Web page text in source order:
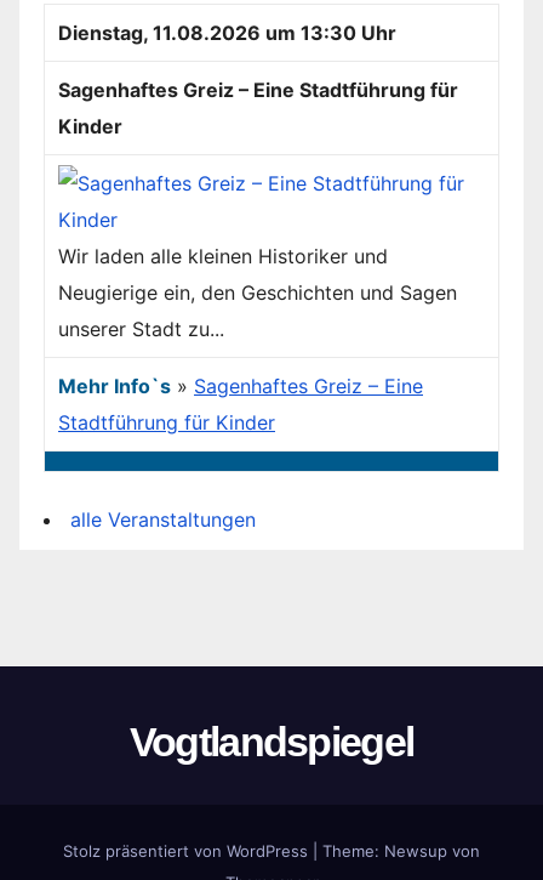
Dienstag, 11.08.2026 um 13:30 Uhr
Sagenhaftes Greiz – Eine Stadtführung für
Kinder
Wir laden alle kleinen Historiker und
Neugierige ein, den Geschichten und Sagen
unserer Stadt zu...
Mehr Info`s » Sagenhaftes Greiz – Eine
Stadtführung für Kinder
alle Veranstaltungen
Vogtlandspiegel
Stolz präsentiert von WordPress Theme: Newsup von